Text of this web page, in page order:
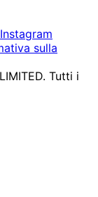
Instagram
sulla
Tutti i